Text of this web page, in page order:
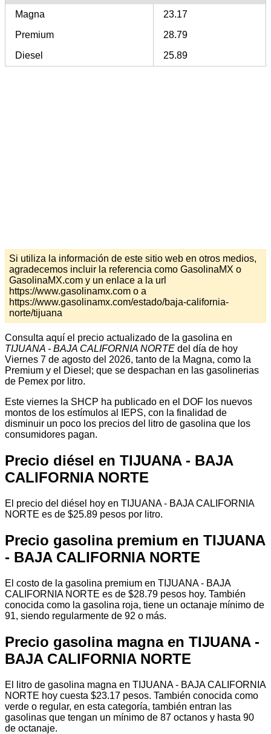
Magna
23.17
Premium
28.79
Diesel
25.89
Si utiliza la información de este sitio web en otros medios,
agradecemos incluir la referencia como GasolinaMX o
GasolinaMX.com y un enlace a la url
https://www.gasolinamx.com o a
https://www.gasolinamx.com/estado/baja-california-
norte/tijuana
Consulta aquí el precio actualizado de la gasolina en
TIJUANA - BAJA CALIFORNIA NORTE del día de hoy
Viernes 7 de agosto del 2026, tanto de la Magna, como la
Premium y el Diesel; que se despachan en las gasolinerias
de Pemex por litro.
Este viernes la SHCP ha publicado en el DOF los nuevos
montos de los estímulos al IEPS, con la finalidad de
disminuir un poco los precios del litro de gasolina que los
consumidores pagan.
Precio diésel en TIJUANA - BAJA
CALIFORNIA NORTE
El precio del diésel hoy en TIJUANA - BAJA CALIFORNIA
NORTE es de $25.89 pesos por litro.
Precio gasolina premium en TIJUANA
- BAJA CALIFORNIA NORTE
El costo de la gasolina premium en TIJUANA - BAJA
CALIFORNIA NORTE es de $28.79 pesos hoy. También
conocida como la gasolina roja, tiene un octanaje mínimo de
91, siendo regularmente de 92 o más.
Precio gasolina magna en TIJUANA -
BAJA CALIFORNIA NORTE
El litro de gasolina magna en TIJUANA - BAJA CALIFORNIA
NORTE hoy cuesta $23.17 pesos. También conocida como
verde o regular, en esta categoría, también entran las
gasolinas que tengan un mínimo de 87 octanos y hasta 90
de octanaje.